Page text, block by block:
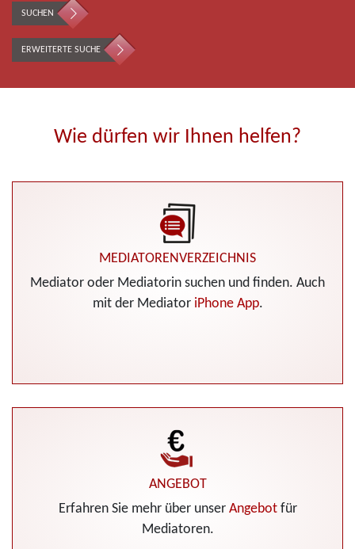
SUCHEN
ERWEITERTE SUCHE
Wie dürfen wir Ihnen helfen?
MEDIATORENVERZEICHNIS
Mediator oder Mediatorin suchen und finden. Auch
mit der Mediator iPhone App.
ANGEBOT
Erfahren Sie mehr über unser Angebotfür
Mediatoren.